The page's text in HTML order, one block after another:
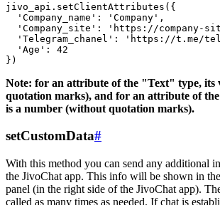
jivo_api.setClientAttributes({
  'Company_name': 'Company',
'Company_site': 'https://company-
'Telegram_chanel': 'https://t.me/
  'Age': 42
Note: for an attribute of the "Text" type, its
quotation marks), and for an attribute of
is a number (without quotation marks).
setCustomData#
With this method you can send any additional
the JivoChat app. This info will be shown in
panel (in the right side of the JivoChat app).
called as many times as needed. If chat is